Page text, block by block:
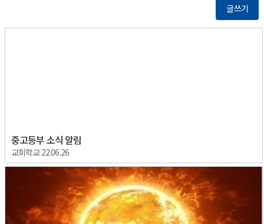
글쓰기
중고등부 소식 알림
교회학교 22.06.26